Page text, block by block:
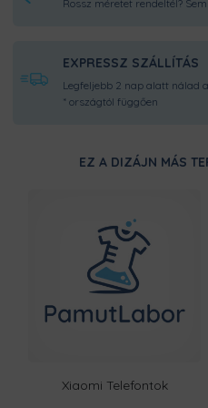
Rossz méretet rendeltél?
EXPRESSZ SZÁLLÍTÁS
Legfeljebb 2 nap alatt nálad
* országtól függően
EZ A DIZÁJN MÁS
Xiaomi Telefontok